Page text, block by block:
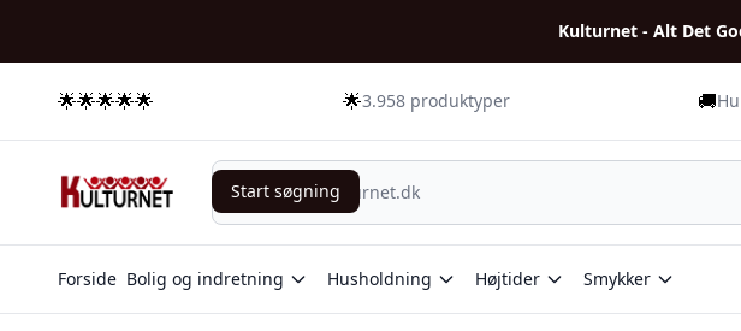
Kulturnet - Alt Det
🌟🌟🌟🌟🌟 🌟3.958 produktyper 🚚
Start søgning
Start søgning
Forside Bolig og indretning Husholdning Højtider Smykker